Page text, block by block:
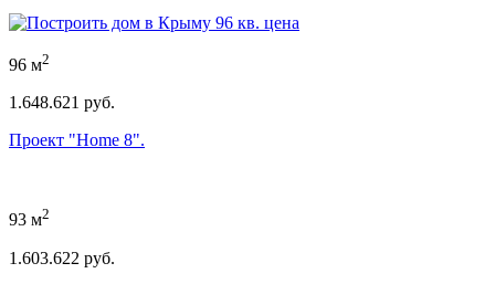
96 м2
1.648.621 руб.
Проект "Home 8".
93 м2
1.603.622 руб.